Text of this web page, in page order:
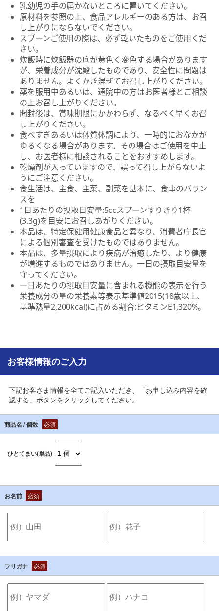
乳幼児の手の届かないところに置いてください。
原材料を参照の上、食品アレルギーのある方は、お召
し上がりにならないでください。
スプーンご使用の際は、必ず乾いたものをご使用くだ
さい。
炊飯時に炊飯器の底が黄色く変色する場合があります
が、栄養成分が沈殿したものであり、安全性に問題は
ありません。よくかき混ぜてお召し上がりください。
薬を服用中あるいは、通院中の方はお医者様とご相談
の上お召し上がりください。
開封後は、賞味期限にかかわらず、なるべく早くお召
し上がりください。
食べすぎあるいは体質体調により、一時的におなかが
ゆるくなる場合があります。その場合はご使用を中止
し、お医者様に相談されることをおすすめします。
乾燥剤が入っていますので、誤って召し上がらないよ
うにご注意ください。
食生活は、主食、主菜、副菜を基本に、食事のバラン
スを
1日あたりの摂取目安量:5ccスプーンすりきり1杯
(3.3g)を目安にお召しあがりください。
本品は、特定保健用健康食品と異なり、消費者庁長官
による個別審査を受けたものではありません。
本品は、多量摂取により疾病が治癒したり、より健康
が増進するものではありません。一日の摂取目安量を
守ってください。
一日あたりの摂取目安量に含まれる機能の表示を行う
栄養成分の量の栄養素等表示基準値2015(18歳以上、
基準熱量2,200kcal)に占める割合:ビタミンE1,320%。
お客様情報のご入力
下記お客さま情報を全てご記入いただき、「お申し込み内容を確
認する」ボタンをクリックしてください。
商品名 / 個数 必須
ひとてまい(単品)
お名前 必須
フリガナ 必須